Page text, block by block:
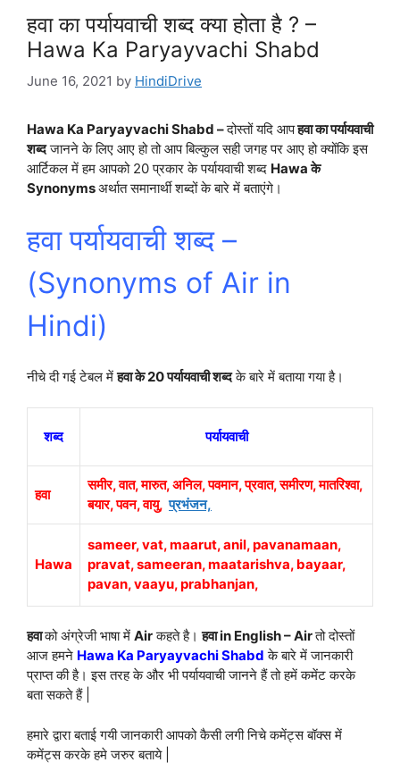
हवा का पर्यायवाची शब्द क्या होता है ? –
Hawa Ka Paryayvachi Shabd
June 16, 2021 by HindiDrive
Hawa Ka Paryayvachi Shabd –दोस्तों यदि आपहवा का पर्यायवाची
शब्दजानने के लिए आए हो तो आप बिल्कुल सही जगह पर आए हो क्योंकि इस
आर्टिकल में हम आपको 20 प्रकार के पर्यायवाची शब्द Hawa के
Synonymsअर्थातसमानार्थी शब्दों के बारे में बताएंगे।
हवा पर्यायवाची शब्द –
(Synonyms of Air in
Hindi)
नीचे दी गई टेबल मेंहवा के 20 पर्यायवाची शब्दके बारे में बताया गया है।
शब्द पर्यायवाची
हवा
समीर, वात, मारुत, अनिल, पवमान, प्रवात, समीरण, मातरिश्वा,
बयार, पवन, वायु,प्रभंजन,
Hawa
sameer, vat, maarut, anil, pavanamaan,
pravat, sameeran, maatarishva, bayaar,
pavan, vaayu, prabhanjan,
हवाको अंग्रेजी भाषा में Airकहते है।हवा in English – Airतो दोस्तों
आज हमने Hawa Ka Paryayvachi Shabd के बारे में जानकारी
प्राप्त की है।इस तरह के और भी पर्यायवाची जानने हैं तो हमें कमेंट करके
बता सकते हैं |
हमारे द्वारा बताई गयी जानकारी आपको कैसी लगी निचे कमेंट्स बॉक्स में
कमेंट्स करके हमे जरुर बताये |